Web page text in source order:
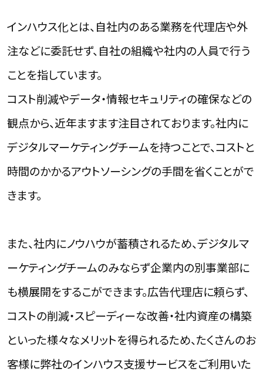
インハウス化とは、自社内のある業務を代理店や外
注などに委託せず、自社の組織や社内の人員で行う
ことを指しています。
コスト削減やデータ・情報セキュリティの確保などの
観点から、近年ますます注目されております。社内に
デジタルマーケティングチームを持つことで、コストと
時間のかかるアウトソーシングの手間を省くことがで
きます。
また、社内にノウハウが蓄積されるため、デジタルマ
ーケティングチームのみならず企業内の別事業部に
も横展開をするこができます。広告代理店に頼らず、
コストの削減・スピーディーな改善・社内資産の構築
といった様々なメリットを得られるため、たくさんのお
客様に弊社のインハウス支援サービスをご利用いた